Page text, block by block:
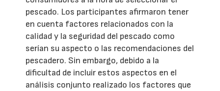
pescado. Los participantes afirmaron tener
en cuenta factores relacionados con la
calidad y la seguridad del pescado como
serían su aspecto o las recomendaciones del
pescadero. Sin embargo, debido a la
dificultad de incluir estos aspectos en el
análisis conjunto realizado los factores que